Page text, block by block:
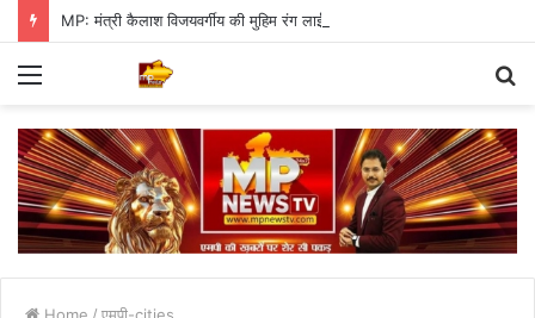
Menu
Home / एमपी-cities